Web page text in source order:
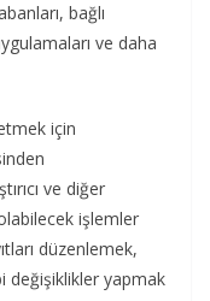
bağlı
ve daha
için
ve diğer
işlemler
düzenlemek,
değişiklikler yapmak